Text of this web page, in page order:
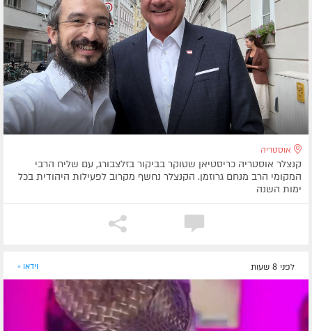
אוסטריה
קנצלר אוסטריה כריסטיאן שטוקר בביקור בזלצבורג, עם שליח הרבי
המקומי הרב מנחם גרוזמן. הקנצלר נחשף מקרוב לפעילות היהודית בכל
ימות השנה
לפני 8 שעות וידאו »